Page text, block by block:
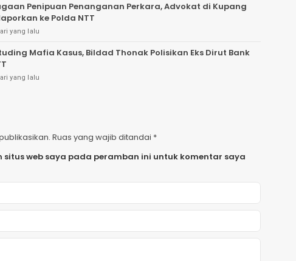
Penipuan Penanganan Perkara, Advokat di Kupang
ke Polda NTT
yang lalu
Mafia Kasus, Bildad Thonak Polisikan Eks Dirut Bank
yang lalu
Ruas yang wajib ditandai *
situs web saya pada peramban ini untuk komentar saya